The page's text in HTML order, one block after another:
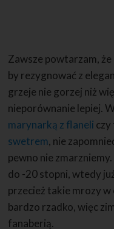
Zawsze powtarzam,
by rezygnować z
grzeje nie gorzej niż
nieporównanie lepiej.
marynarką z flaneli czy
swetrem, nie
pewno nie
do -20 stopni, wtedy
przecież takie mrozy
bardzo rzadko, więc
fanaberią.